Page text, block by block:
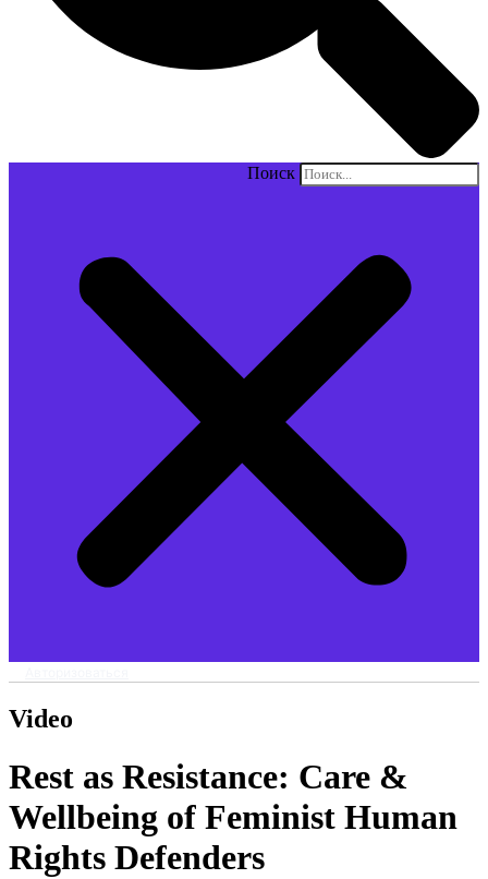
Поиск
Video
Rest as Resistance: Care &
Wellbeing of Feminist Human
Rights Defenders